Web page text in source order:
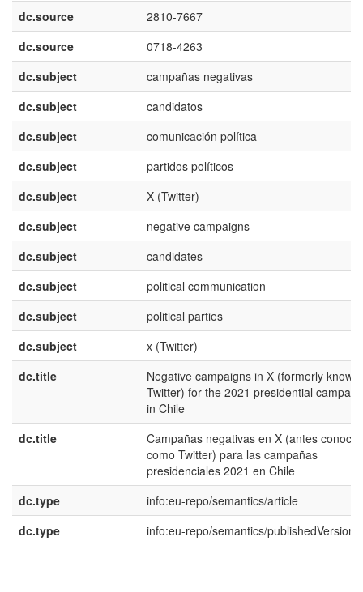
dc.source
2810-7667
dc.source
0718-4263
dc.subject
campañas negativas
dc.subject
candidatos
dc.subject
comunicación política
dc.subject
partidos políticos
dc.subject
X (Twitter)
dc.subject
negative campaigns
dc.subject
candidates
dc.subject
political communication
dc.subject
political parties
dc.subject
x (Twitter)
dc.title
Negative campaigns in X (formerly known
Twitter) for the 2021 presidential
in Chile
dc.title
Campañas negativas en X (antes
como Twitter) para las campañas
presidenciales 2021 en Chile
dc.type
info:eu-repo/semantics/article
dc.type
info:eu-repo/semantics/publishedVersion